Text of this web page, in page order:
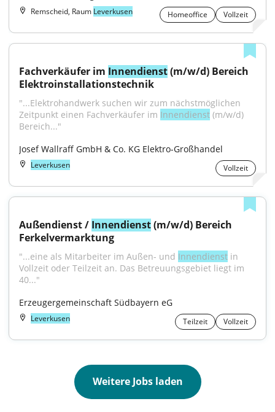
Remscheid, Raum Leverkusen Homeoffice Vollzeit
Fachverkäufer im Innendienst (m/w/d) Bereich
Elektroinstallationstechnik
"...Elektrohandwerk suchen wir zum nächstmöglichen
Zeitpunkt einen Fachverkäufer im Innendienst (m/w/d)
Bereich..."
Josef Wallraff GmbH & Co. KG Elektro-Großhandel
Leverkusen Vollzeit
Außendienst / Innendienst (m/w/d) Bereich
Ferkelvermarktung
"...eine als Mitarbeiter im Außen- und Innendienst in
Vollzeit oder Teilzeit an. Das Betreuungsgebiet liegt im
40..."
Erzeugergemeinschaft Südbayern eG
Leverkusen Teilzeit Vollzeit
Weitere Jobs laden